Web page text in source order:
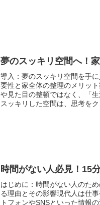
夢のスッキリ空間へ！
導入：夢のスッキリ空間を手
要性と家全体の整理のメリッ
や見た目の整頓ではなく、「
スッキリした空間は、思考を
時間がない人必見！15
はじめに：時間がない人のた
る理由とその影響現代人は仕
トフォンやSNSといった情報